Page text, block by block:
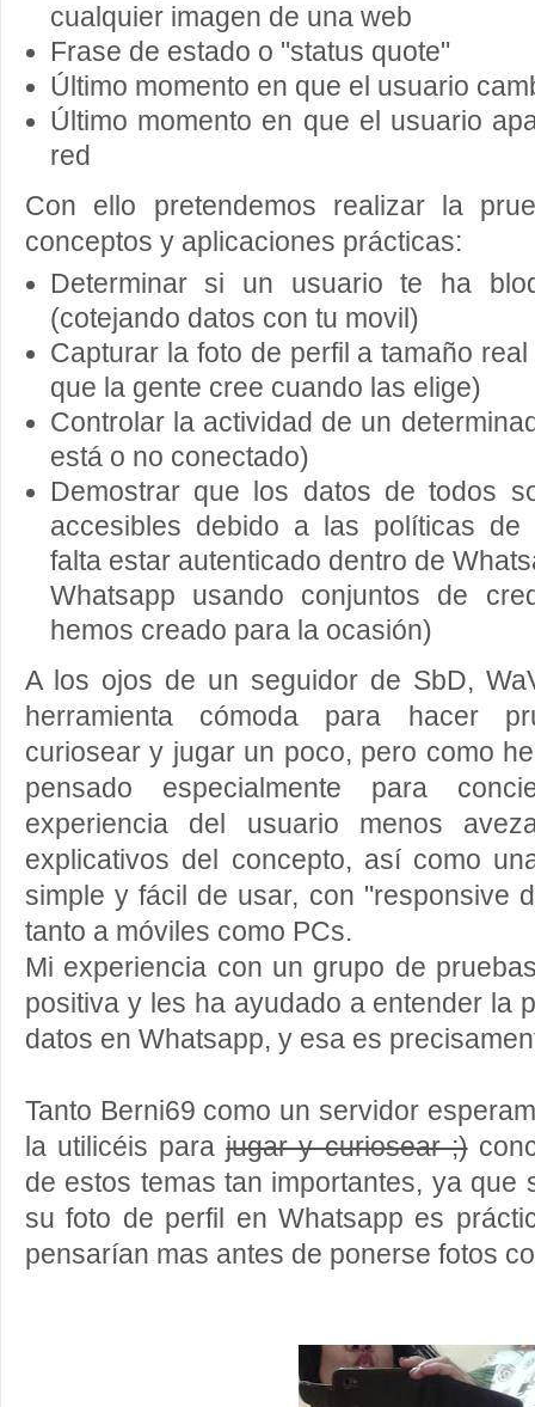
cualquier imagen de una web
Frase de estado o "status quote"
Último momento en que el usuario
Último momento en que el usuario
red
Con ello pretendemos realizar la
conceptos y aplicaciones prácticas:
Determinar si un usuario te ha
(cotejando datos con tu movil)
Capturar la foto de perfil a tamaño
que la gente cree cuando las elige)
Controlar la actividad de un
está o no conectado)
Demostrar que los datos de todos
accesibles debido a las políticas de
falta estar autenticado dentro de
Whatsapp usando conjuntos de
hemos creado para la ocasión)
A los ojos de un seguidor de SbD,
herramienta cómoda para hacer
curiosear y jugar un poco, pero como
pensado especialmente para
experiencia del usuario menos
explicativos del concepto, así como
simple y fácil de usar, con "responsive
tanto a móviles como PCs.
Mi experiencia con un grupo de
positiva y les ha ayudado a entender la
datos en Whatsapp, y esa es
Tanto Berni69 como un servidor
la utilicéis parajugar y curiosear ;)
de estos temas tan importantes, ya que
su foto de perfil en Whatsapp es
pensarían mas antes de ponerse fotos